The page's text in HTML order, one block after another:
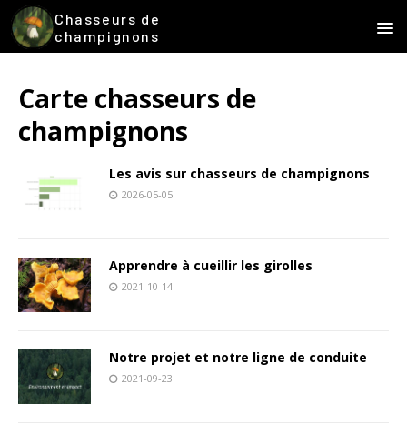
Chasseurs de
champignons
Carte chasseurs de
champignons
Les avis sur chasseurs de champignons
2026-05-05
Apprendre à cueillir les girolles
2021-10-14
Notre projet et notre ligne de conduite
2021-09-23